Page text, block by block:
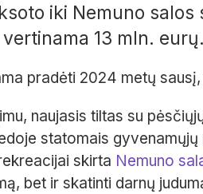
iki Nemuno
13 mln. eurų.
pradėti 2024 metų
naujasis tiltas su
statomais
skirta Nemuno
bet ir skatinti darnų